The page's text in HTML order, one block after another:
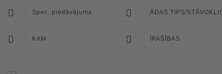
Spec. piedāvājums ĀDAS TIPS/
KAM ĪPAŠĪBAS